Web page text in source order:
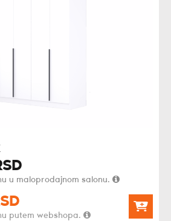
u maloprodajnom salonu.
putem webshopa.